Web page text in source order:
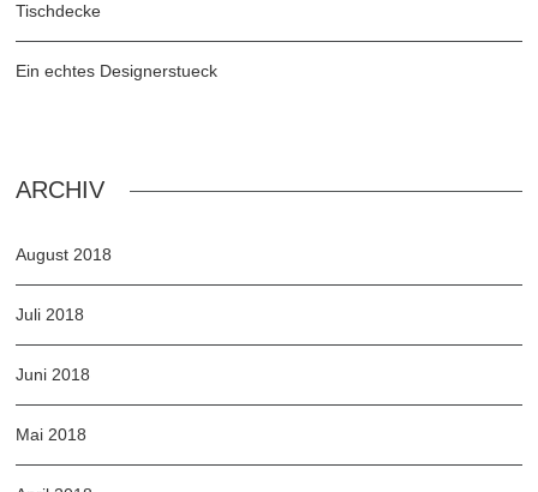
Tischdecke
Ein echtes Designerstueck
ARCHIV
August 2018
Juli 2018
Juni 2018
Mai 2018